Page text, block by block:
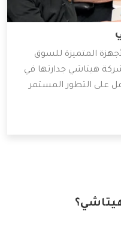
المتميزة للسوق
هيتاشي جدارتها في
على التطور المستمر
راحة العميل بأكبر كم
الشركة خدمات مهمة